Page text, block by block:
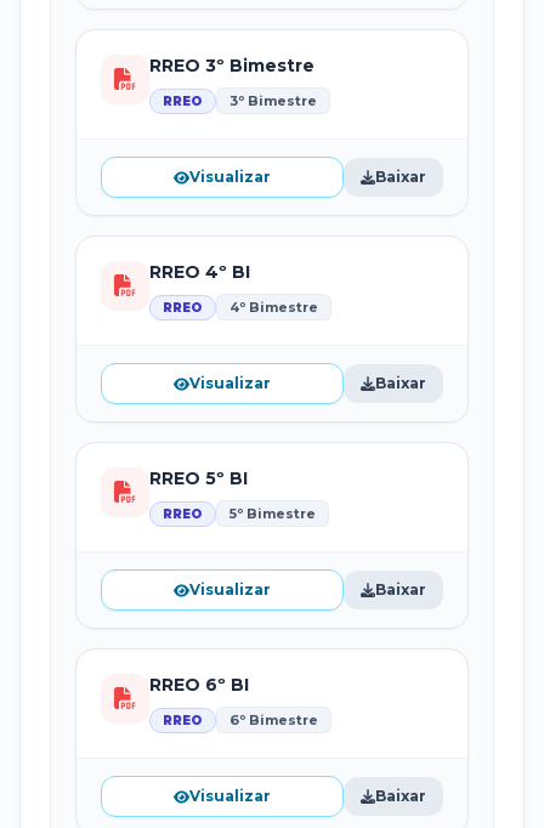
RREO 3º Bimestre
RREO 3º Bimestre
Visualizar Baixar
RREO 4º BI
RREO 4º Bimestre
Visualizar Baixar
RREO 5º BI
RREO 5º Bimestre
Visualizar Baixar
RREO 6º BI
RREO 6º Bimestre
Visualizar Baixar